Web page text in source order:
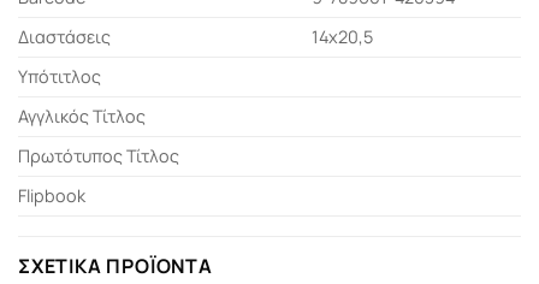
Διαστάσεις
14x20,5
Υπότιτλος
Αγγλικός Τίτλος
Πρωτότυπος Τίτλος
Flipbook
ΣΧΕΤΙΚΆ ΠΡΟΪΌΝΤΑ